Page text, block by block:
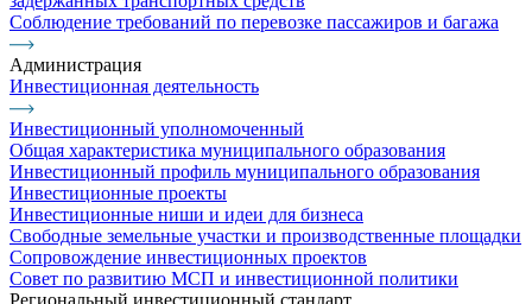
Соблюдение требований по перевозке пассажиров и багажа
Администрация
Инвестиционная деятельность
Инвестиционный уполномоченный
Общая характеристика муниципального образования
Инвестиционный профиль муниципального образования
Инвестиционные проекты
Инвестиционные ниши и идеи для бизнеса
Свободные земельные участки и производственные площадки
Сопровождение инвестиционных проектов
Совет по развитию МСП и инвестиционной политики
Региональный инвестиционный стандарт